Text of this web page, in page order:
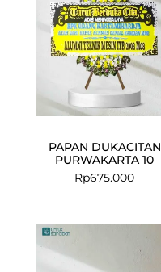
PAPAN DUKACITAN
PURWAKARTA 10
Rp675.000